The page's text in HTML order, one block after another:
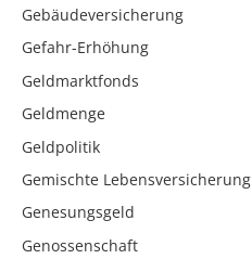
Gebäudeversicherung
Gefahr-Erhöhung
Geldmarktfonds
Geldmenge
Geldpolitik
Gemischte Lebensversicherung
Genesungsgeld
Genossenschaft